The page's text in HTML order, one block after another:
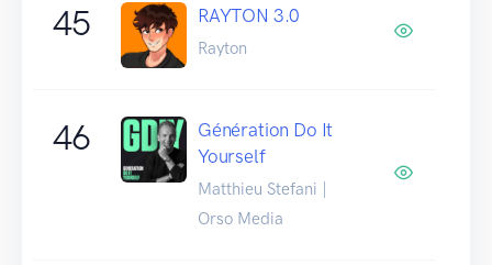
45 RAYTON 3.0
Rayton
46
Génération Do It
Yourself
Matthieu Stefani |
Orso Media